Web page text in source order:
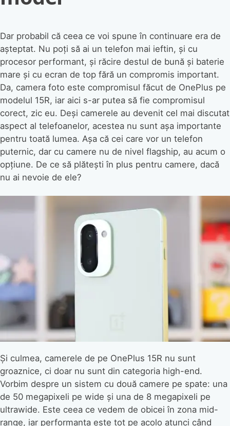
Dar probabil că ceea ce voi spune în continuare era de
așteptat. Nu poți să ai un telefon mai ieftin, și cu
procesor performant, și răcire destul de bună și baterie
mare și cu ecran de top fără un compromis important.
Da, camera foto este compromisul făcut de OnePlus pe
modelul 15R, iar aici s-ar putea să fie compromisul
corect, zic eu. Deși camerele au devenit cel mai discutat
aspect al telefoanelor, acestea nu sunt așa importante
pentru toată lumea. Așa că cei care vor un telefon
puternic, dar cu camere nu de nivel flagship, au acum o
opțiune. De ce să plătești în plus pentru camere, dacă
nu ai nevoie de ele?
Și culmea, camerele de pe OnePlus 15R nu sunt
groaznice, ci doar nu sunt din categoria high-end.
Vorbim despre un sistem cu două camere pe spate: una
de 50 megapixeli pe wide și una de 8 megapixeli pe
ultrawide. Este ceea ce vedem de obicei în zona mid-
range, iar performanța este tot pe acolo atunci când